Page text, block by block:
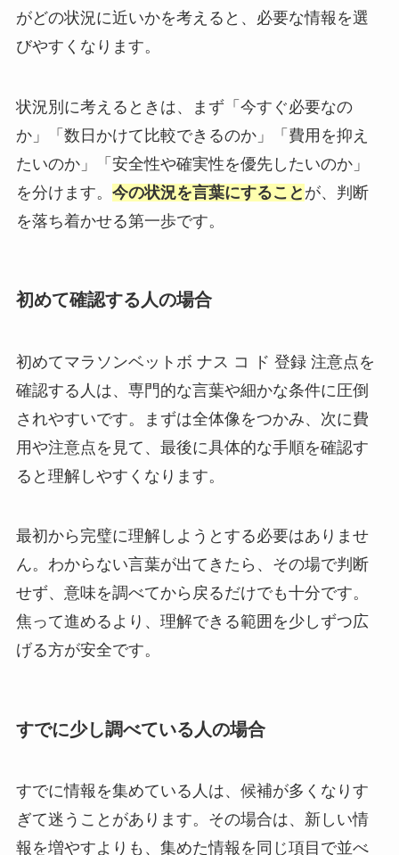
がどの状況に近いかを考えると、必要な情報を選
びやすくなります。
状況別に考えるときは、まず「今すぐ必要なの
か」「数日かけて比較できるのか」「費用を抑え
たいのか」「安全性や確実性を優先したいのか」
を分けます。 今の状況を言葉にすること が、判断
を落ち着かせる第一歩です。
初めて確認する人の場合
初めてマラソンベットボ ナス コ ド 登録 注意点を
確認する人は、専門的な言葉や細かな条件に圧倒
されやすいです。まずは全体像をつかみ、次に費
用や注意点を見て、最後に具体的な手順を確認す
ると理解しやすくなります。
最初から完璧に理解しようとする必要はありませ
ん。わからない言葉が出てきたら、その場で判断
せず、意味を調べてから戻るだけでも十分です。
焦って進めるより、理解できる範囲を少しずつ広
げる方が安全です。
すでに少し調べている人の場合
すでに情報を集めている人は、候補が多くなりす
ぎて迷うことがあります。その場合は、新しい情
報を増やすよりも、集めた情報を同じ項目で並べ